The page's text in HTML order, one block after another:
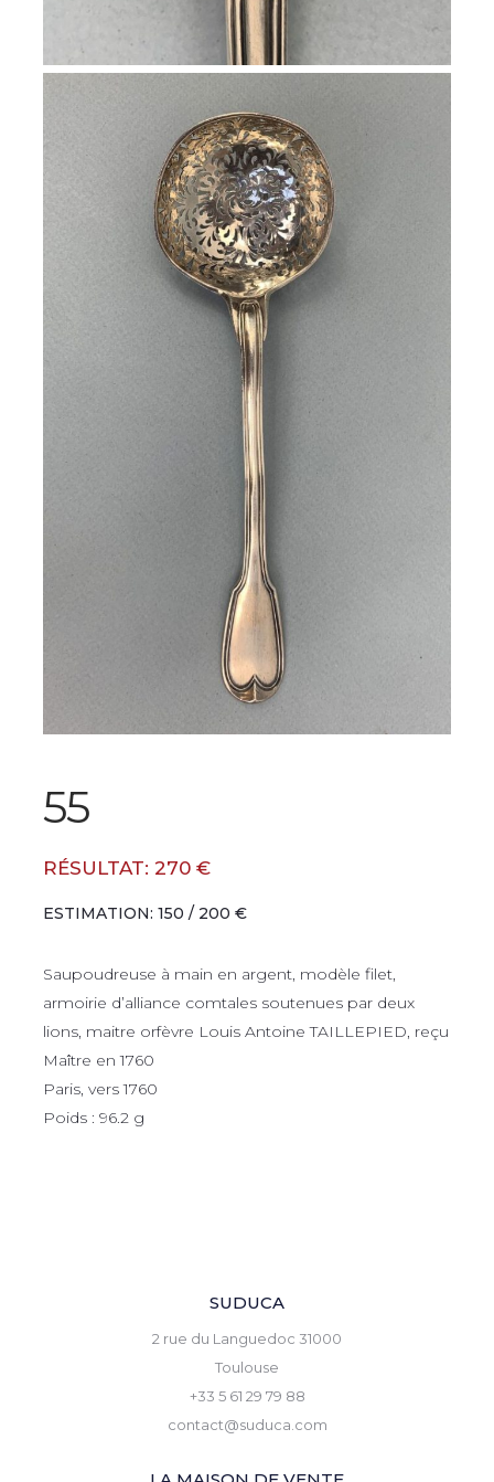
55
RÉSULTAT: 270 €
ESTIMATION: 150 / 200 €
Saupoudreuse à main en argent, modèle filet,
armoirie d’alliance comtales soutenues par deux
lions, maitre orfèvre Louis Antoine TAILLEPIED, reçu
Maître en 1760
Paris, vers 1760
Poids : 96.2 g
SUDUCA
2 rue du Languedoc 31000
Toulouse
+33 5 61 29 79 88
contact@suduca.com